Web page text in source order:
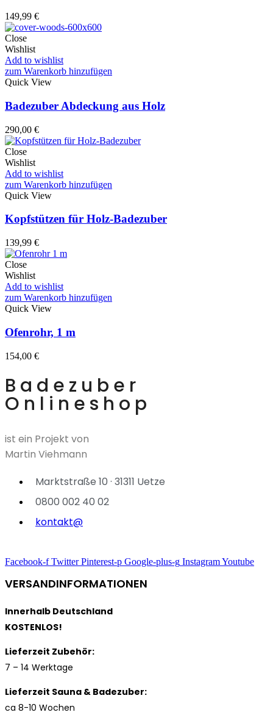
149,99 €
Close
Wishlist
Add to wishlist
zum Warenkorb hinzufügen
Quick View
Badezuber Abdeckung aus Holz
290,00 €
Close
Wishlist
Add to wishlist
zum Warenkorb hinzufügen
Quick View
Kopfstützen für Holz-Badezuber
139,99 €
Close
Wishlist
Add to wishlist
zum Warenkorb hinzufügen
Quick View
Ofenrohr, 1 m
154,00 €
Badezuber
Onlineshop
ist ein Projekt von
Martin Viehmann
Marktstraße 10 · 31311 Uetze
0800 002 40 02
kontakt@
Facebook-f Twitter Pinterest-p Google-plus-g InstagramYoutube
VERSANDINFORMATIONEN
Innerhalb Deutschland
KOSTENLOS!
Lieferzeit Zubehör:
7 – 14 Werktage
Lieferzeit Sauna & Badezuber:
ca 8-10 Wochen